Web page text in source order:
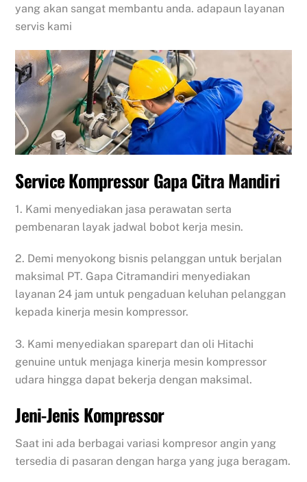
yang akan sangat membantu anda. adapaun layanan
servis kami
ServiceKompressor Gapa Citra Mandiri
1. Kami menyediakan jasa perawatan serta
pembenaran layak jadwal bobot kerja mesin.
2. Demi menyokong bisnis pelanggan untuk berjalan
maksimal PT. Gapa Citramandiri menyediakan
layanan 24 jam untuk pengaduan keluhan pelanggan
kepada kinerja mesin kompressor.
3. Kami menyediakan sparepart dan oli Hitachi
genuine untuk menjaga kinerja mesin kompressor
udara hingga dapat bekerja dengan maksimal.
Jeni-Jenis Kompressor
Saat ini ada berbagai variasi kompresor angin yang
tersedia di pasaran dengan harga yang juga beragam.